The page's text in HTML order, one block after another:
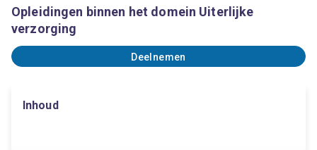
Opleidingen binnen het domein Uiterlijke
verzorging
Deelnemen
Inhoud